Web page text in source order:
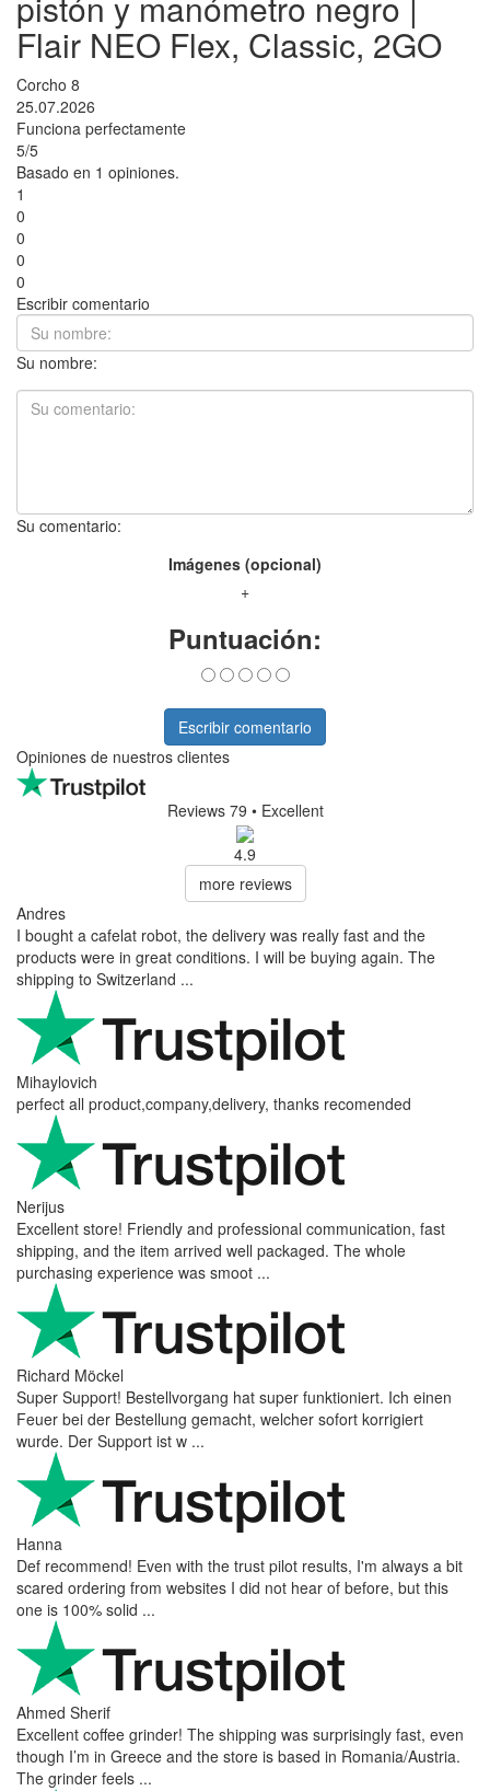
Flair NEO Flex, Classic, 2GO
Corcho 8
25.07.2026
Funciona perfectamente
5/5
Basado en 1 opiniones.
1
0
0
0
0
Escribir comentario
Su nombre:
Su comentario:
Imágenes (opcional)
+
Puntuación:
Escribir comentario
Opiniones de nuestros clientes
Reviews 79 • Excellent
4.9
more reviews
Andres
I bought a cafelat robot, the delivery was really fast and the
products were in great conditions. I will be buying again. The
shipping to Switzerland ...
Mihaylovich
perfect all product,company,delivery, thanks recomended
Nerijus
Excellent store! Friendly and professional communication, fast
shipping, and the item arrived well packaged. The whole
purchasing experience was smoot ...
Richard Möckel
Super Support! Bestellvorgang hat super funktioniert. Ich einen
Feuer bei der Bestellung gemacht, welcher sofort korrigiert
wurde. Der Support ist w ...
Hanna
Def recommend! Even with the trust pilot results, I'm always a bit
scared ordering from websites I did not hear of before, but this
one is 100% solid ...
Ahmed Sherif
Excellent coffee grinder! The shipping was surprisingly fast, even
though I’m in Greece and the store is based in Romania/Austria.
The grinder feels ...